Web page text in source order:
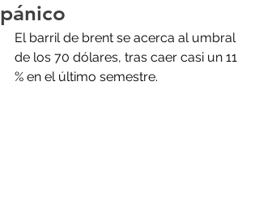
pánico
El barril de brent se acerca al umbral
de los 70 dólares, tras caer casi un 11
% en el último semestre.